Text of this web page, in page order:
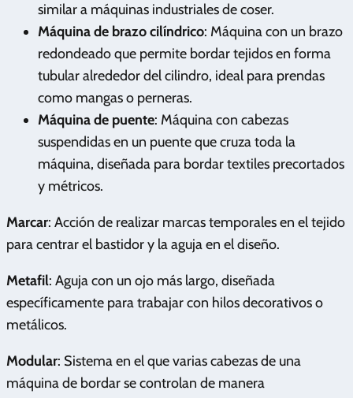
similar a máquinas industriales de coser.
Máquina de brazo cilíndrico: Máquina con un brazo
redondeado que permite bordar tejidos en forma
tubular alrededor del cilindro, ideal para prendas
como mangas o perneras.
Máquina de puente: Máquina con cabezas
suspendidas en un puente que cruza toda la
máquina, diseñada para bordar textiles precortados
y métricos.
Marcar: Acción de realizar marcas temporales en el tejido
para centrar el bastidor y la aguja en el diseño.
Metafil: Aguja con un ojo más largo, diseñada
específicamente para trabajar con hilos decorativos o
metálicos.
Modular: Sistema en el que varias cabezas de una
máquina de bordar se controlan de manera